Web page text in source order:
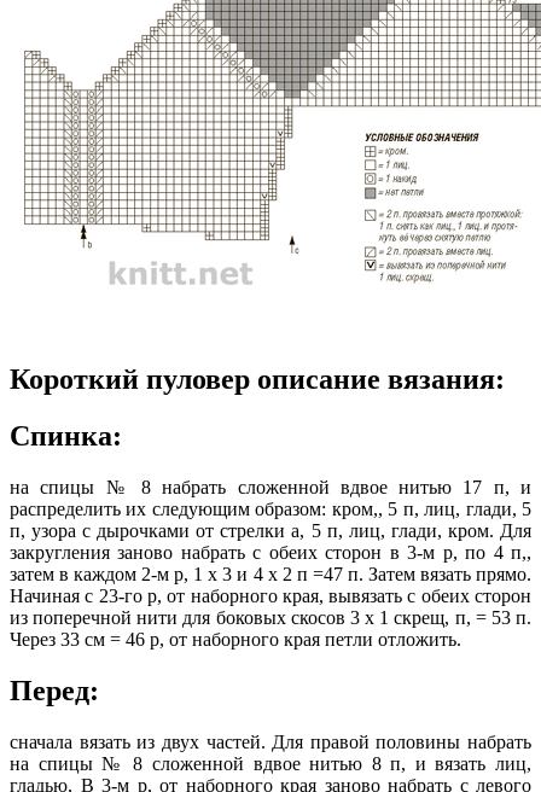
Короткий пуловер описание вязания:
Спинка:
на спицы № 8 набрать сложенной вдвое нитью 17 п, и
распределить их следующим образом: кром,, 5 п, лиц, глади, 5
п, узора с дырочками от стрелки а, 5 п, лиц, глади, кром. Для
закругления заново набрать с обеих сторон в 3-м р, по 4 п,,
затем в каждом 2-м р, 1 x 3 и 4 x 2 п =47 п. Затем вязать прямо.
Начиная с 23-го р, от наборного края, вывязать с обеих сторон
из поперечной нити для боковых скосов 3 x 1 скрещ, п, = 53 п.
Через 33 см = 46 р, от наборного края петли отложить.
Перед:
сначала вязать из двух частей. Для правой половины набрать
на спицы № 8 сложенной вдвое нитью 8 п, и вязать лиц,
гладью, В 3-м р, от наборного края заново набрать с левого